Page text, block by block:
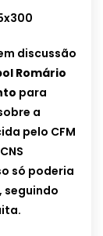
discussão
Romário
para
a
pelo CFM
só poderia
seguindo